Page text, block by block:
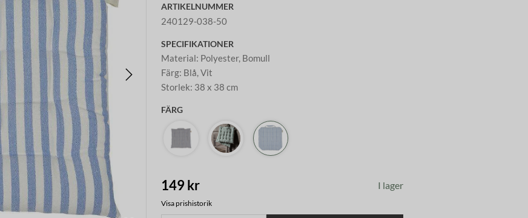
ARTIKELNUMMER
240129-038-50
SPECIFIKATIONER
Material: Polyester, Bomull
Färg: Blå, Vit
Storlek: 38 x 38 cm
FÄRG
149 kr I lager
Visa prishistorik